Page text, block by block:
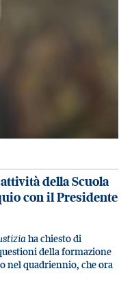
della Scuola
con il Presidente
ha chiesto di
della formazione
nel quadriennio, che ora